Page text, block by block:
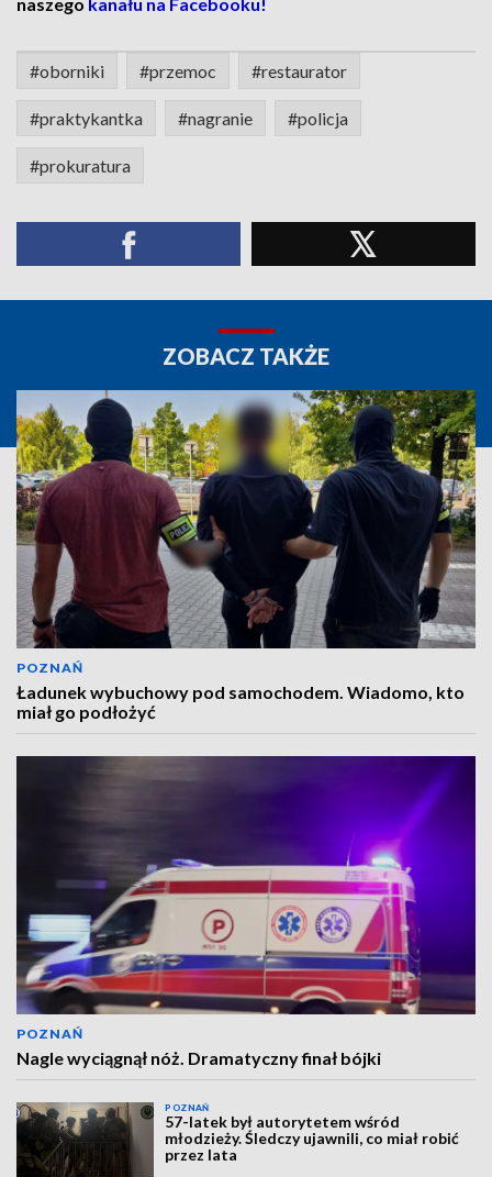
#oborniki #przemoc #restaurator
#praktykantka #nagranie #policja
#prokuratura
ZOBACZ TAKŻE
POZNAŃ
Ładunek wybuchowy pod samochodem. Wiadomo, kto
miał go podłożyć
POZNAŃ
Nagle wyciągnął nóż. Dramatyczny finał bójki
POZNAŃ
57-latek był autorytetem wśród
młodzieży. Śledczy ujawnili, co miał robić
przez lata